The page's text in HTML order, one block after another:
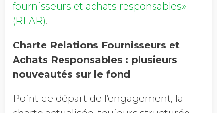
fournisseurs et achats responsables»
(RFAR).
Charte Relations Fournisseurs et
Achats Responsables : plusieurs
nouveautés sur le fond
Point de départ de l’engagement, la